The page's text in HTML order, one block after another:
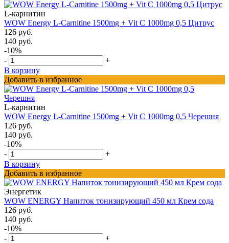
L-карнитин
WOW Energy L-Carnitine 1500mg + Vit C 1000mg 0,5 Цитрус
126 руб.
140 руб.
-10%
-
+
В корзину
Добавить в избранное
L-карнитин
WOW Energy L-Carnitine 1500mg + Vit C 1000mg 0,5 Черешня
126 руб.
140 руб.
-10%
-
+
В корзину
Добавить в избранное
Энергетик
WOW ENERGY Напиток тонизирующий 450 мл Крем сода
126 руб.
140 руб.
-10%
-
+